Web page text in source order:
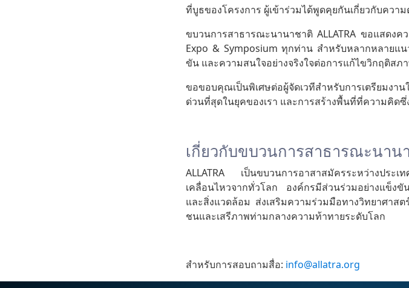
ที่บูธของโครงการ ผู้เข้าร่วมได้พูดคุยกันเกี่ยวกับคว
ขบวนการสาธารณะนานาชาติ ALLATRA ขอแสดง
Expo & Symposium ทุกท่าน สำหรับหลากหลายแ
ขัน และความสนใจอย่างจริงใจต่อการแก้ไขวิกฤติส
ขอขอบคุณเป็นพิเศษต่อผู้จัดเวทีสำหรับการเตรียมง
ด่วนที่สุดในยุคของเรา และการสร้างพื้นที่ที่ความคิด
เกี่ยวกับขบวนการสาธารณะนานา
ALLATRA เป็นขบวนการอาสาสมัครระหว่างป
เคลื่อนไหวจากทั่วโลก องค์กรมีส่วนร่วมอย่างแข็ง
และสิ่งแวดล้อม ส่งเสริมความร่วมมือทางวิทยาศาส
ชนและเสรีภาพท่ามกลางความท้าทายระดับโลก
สำหรับการสอบถามสื่อ: info@allatra.org